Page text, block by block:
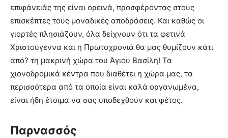
επιφάνειάς της είναι ορεινά, προσφέροντας στους
επισκέπτες τους μοναδικές αποδράσεις. Και καθώς οι
γιορτές πλησιάζουν, όλα δείχνουν ότι τα φετινά
Χριστούγεννα και η Πρωτοχρονιά θα μας θυμίζουν κάτι
από? τη μακρινή χώρα του Άγιου Βασίλη! Τα
χιονοδρομικά κέντρα που διαθέτει η χώρα μας, τα
περισσότερα από τα οποία είναι καλά οργανωμένα,
είναι ήδη έτοιμα να σας υποδεχθούν και φέτος.
Παρνασσός